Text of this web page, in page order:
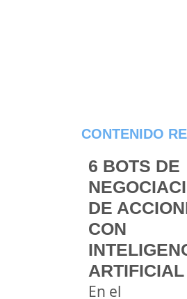
CONTENIDO
6 BOTS DE
DE
CON
ARTIFICIAL
En el